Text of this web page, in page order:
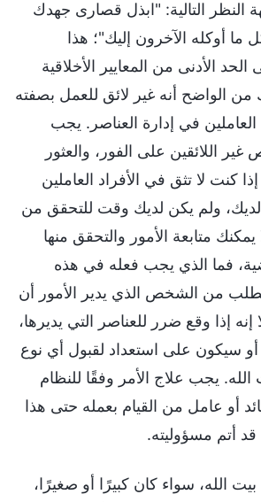
النظر التالية: "ابذل قصارى جهدك
ما أوكله الآخرون إليك"؛ هذا
الأدنى من المعايير الأخلاقية
من الواضح أنه غير لائق للعمل بصفته
في إدارة العناصر. يجب
اللائقين على الفور، والعثور
كنت لا تثق في الأفراد العاملين
لديك، ولم يكن لديك وقت للتحقق من
يمكنك متابعة الأمور والتحقق منها
فما الذي يجب فعله في هذه
من الشخص الذي يدير الأمور أن
إذا وقع ضرر للعناصر التي يديرها،
سيكون على استعداد لقبول أي نوع
يجب علاج الأمر وفقًا للنظام
أو عامل من القيام بعمله حتى هذا
أتم مسؤوليته.
الله، سواء كان كبيرًا أو صغيرًا،